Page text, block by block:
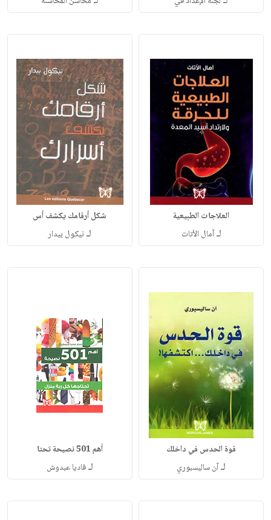
العلاجات الطبيعية
لـآمال الأتات
شكل أرقامك يكشف أس
لـ نيكول بيدار
قوة الحدس في داخلك
لـآن ساليسبوري
أهم 501 نصيحة تحتا
لـفاديا عبدوش